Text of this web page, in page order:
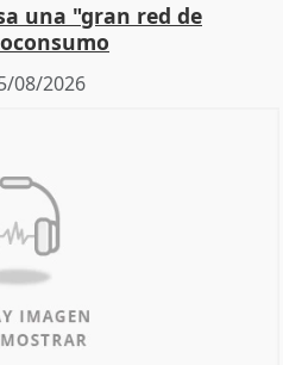
una "gran red de
08/2026